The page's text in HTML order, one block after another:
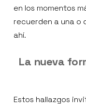
en los momentos
recuerden a una o
ahí.
La nueva
Estos hallazgos